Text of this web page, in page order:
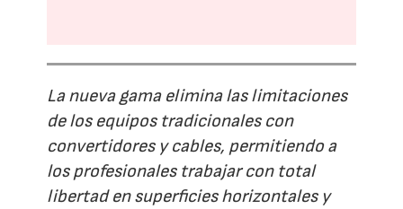
La nueva gama elimina las limitaciones
de los equipos tradicionales con
convertidores y cables, permitiendo a
los profesionales trabajar con total
libertad en superficies horizontales y